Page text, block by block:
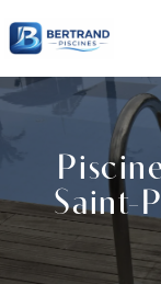
Saint-